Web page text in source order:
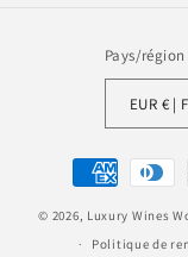
Pays/région
EUR
Moyens
de
paiement
© 2026, Luxury Wines
Politique de